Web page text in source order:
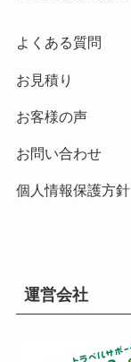
よくある質問
お見積り
お客様の声
お問い合わせ
個人情報保護方針
運営会社